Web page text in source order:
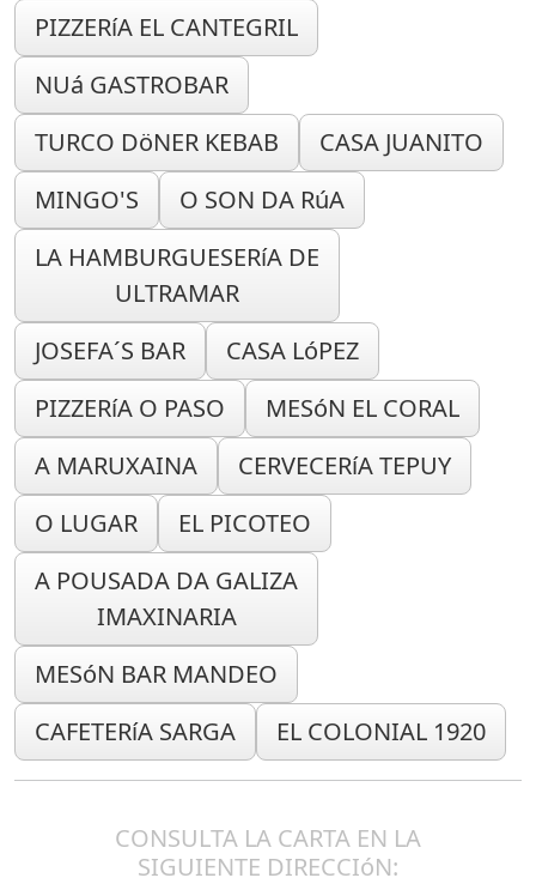
PIZZERíA EL CANTEGRIL
NUá GASTROBAR
TURCO DöNER KEBAB
CASA JUANITO
MINGO'S
O SON DA RúA
LA HAMBURGUESERíA DE
ULTRAMAR
JOSEFA´S BAR
CASA LóPEZ
PIZZERíA O PASO
MESóN EL CORAL
A MARUXAINA
CERVECERíA TEPUY
O LUGAR
EL PICOTEO
A POUSADA DA GALIZA
IMAXINARIA
MESóN BAR MANDEO
CAFETERíA SARGA
EL COLONIAL 1920
CONSULTA LA CARTA EN LA
SIGUIENTE DIRECCIóN: